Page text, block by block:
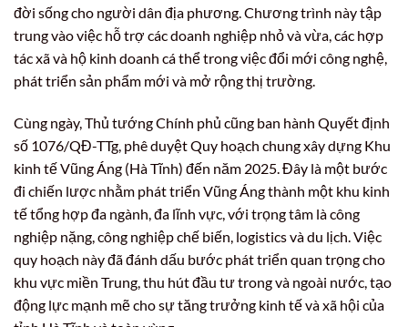
đời sống cho người dân địa phương. Chương trình này tập
trung vào việc hỗ trợ các doanh nghiệp nhỏ và vừa, các hợp
tác xã và hộ kinh doanh cá thể trong việc đổi mới công nghệ,
phát triển sản phẩm mới và mở rộng thị trường.
Cùng ngày, Thủ tướng Chính phủ cũng ban hành Quyết định
số 1076/QĐ-TTg, phê duyệt Quy hoạch chung xây dựng Khu
kinh tế Vũng Áng (Hà Tĩnh) đến năm 2025. Đây là một bước
đi chiến lược nhằm phát triển Vũng Áng thành một khu kinh
tế tổng hợp đa ngành, đa lĩnh vực, với trọng tâm là công
nghiệp nặng, công nghiệp chế biến, logistics và du lịch. Việc
quy hoạch này đã đánh dấu bước phát triển quan trọng cho
khu vực miền Trung, thu hút đầu tư trong và ngoài nước, tạo
động lực mạnh mẽ cho sự tăng trưởng kinh tế và xã hội của